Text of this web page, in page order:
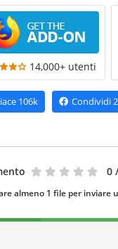
14,000+ utenti
106k Condividi
0
almeno 1 file per inviare